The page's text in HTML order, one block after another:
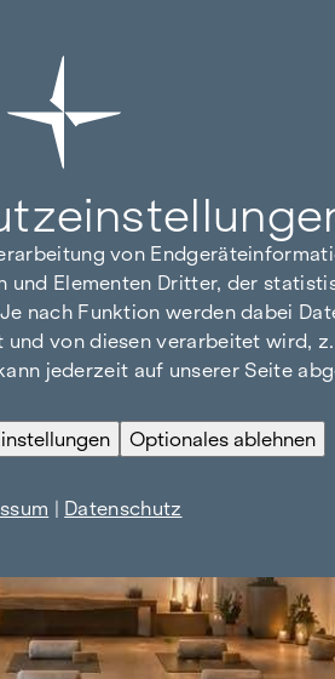
von
Elementen Dritter, der
nach Funktion werden dabei
von diesen verarbeitet wird,
jederzeit auf unserer Seite
Optionales ablehnen
| Datenschutz